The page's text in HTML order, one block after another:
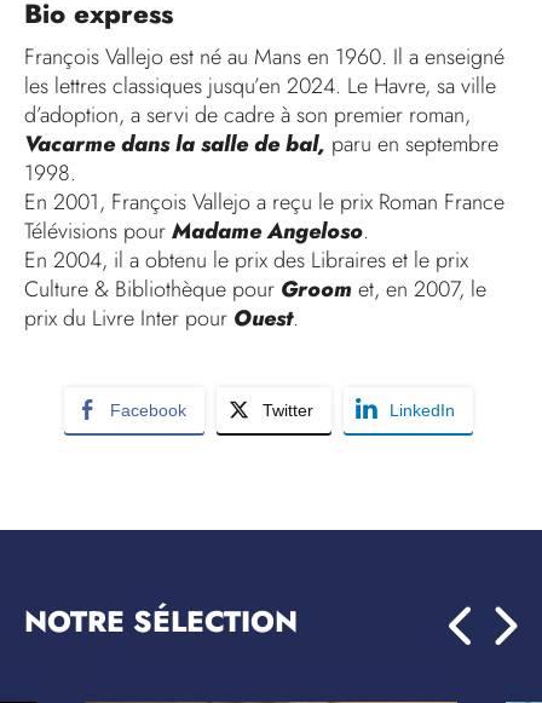
Bio express
François Vallejo est né au Mans en 1960. Il a enseigné
les lettres classiques jusqu’en 2024. Le Havre, sa ville
d’adoption, a servi de cadre à son premier roman,
Vacarme dans la salle de bal, paru en septembre
1998.
En 2001, François Vallejo a reçu le prix Roman France
Télévisions pourMadame Angeloso.
En 2004, il a obtenu le prix des Libraires et le prix
Culture & Bibliothèque pour Groom et, en 2007, le
prix du Livre Inter pour Ouest.
Facebook Twitter LinkedIn
NOTRE SÉLECTION